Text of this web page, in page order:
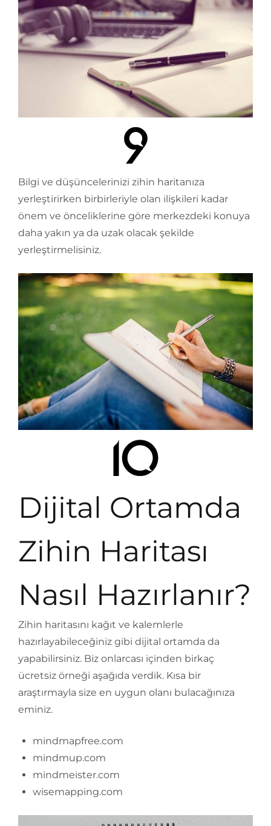
Bilgi ve düşüncelerinizi zihin haritanıza
yerleştirirken birbirleriyle olan ilişkileri kadar
önem ve önceliklerine göre merkezdeki konuya
daha yakın ya da uzak olacak şekilde
yerleştirmelisiniz.
Dijital Ortamda
Zihin Haritası
Nasıl Hazırlanır?
Zihin haritasını kağıt ve kalemlerle
hazırlayabileceğiniz gibi dijital ortamda da
yapabilirsiniz. Biz onlarcası içinden birkaç
ücretsiz örneği aşağıda verdik. Kısa bir
araştırmayla size en uygun olanı bulacağınıza
eminiz.
mindmapfree.com
mindmup.com
mindmeister.com
wisemapping.com